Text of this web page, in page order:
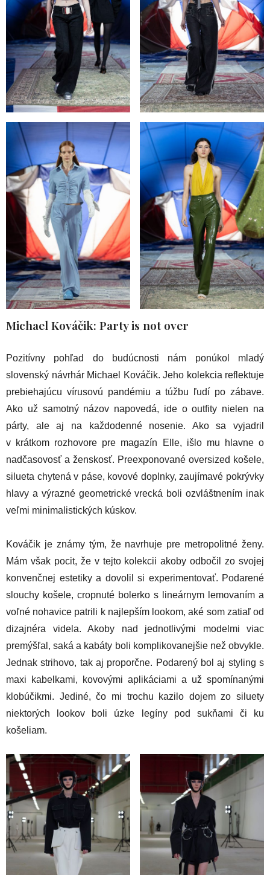
Michael Kováčik: Party is not over
Pozitívny pohľad do budúcnosti nám ponúkol mladý
slovenský návrhár Michael Kováčik. Jeho kolekcia reflektuje
prebiehajúcu vírusovú pandémiu a túžbu ľudí po zábave.
Ako už samotný názov napovedá, ide o outfity nielen na
párty, ale aj na každodenné nosenie. Ako sa vyjadril
v krátkom rozhovore pre magazín Elle, išlo mu hlavne o
nadčasovosť a ženskosť. Preexponované oversized košele,
silueta chytená v páse, kovové doplnky, zaujímavé pokrývky
hlavy a výrazné geometrické vrecká boli ozvláštnením inak
veľmi minimalistických kúskov.
Kováčik je známy tým, že navrhuje pre metropolitné ženy.
Mám však pocit, že v tejto kolekcii akoby odbočil zo svojej
konvenčnej estetiky a dovolil si experimentovať. Podarené
slouchy košele, cropnuté bolerko s lineárnym lemovaním a
voľné nohavice patrili k najlepším lookom, aké som zatiaľ od
dizajnéra videla. Akoby nad jednotlivými modelmi viac
premýšľal, saká a kabáty boli komplikovanejšie než obvykle.
Jednak strihovo, tak aj proporčne. Podarený bol aj styling s
maxi kabelkami, kovovými aplikáciami a už spomínanými
klobúčikmi. Jediné, čo mi trochu kazilo dojem zo siluety
niektorých lookov boli úzke legíny pod sukňami či ku
košeliam.